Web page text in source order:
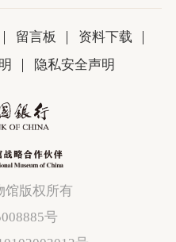
留言板
资料下载
隐私安全声明
馆版权所有
号